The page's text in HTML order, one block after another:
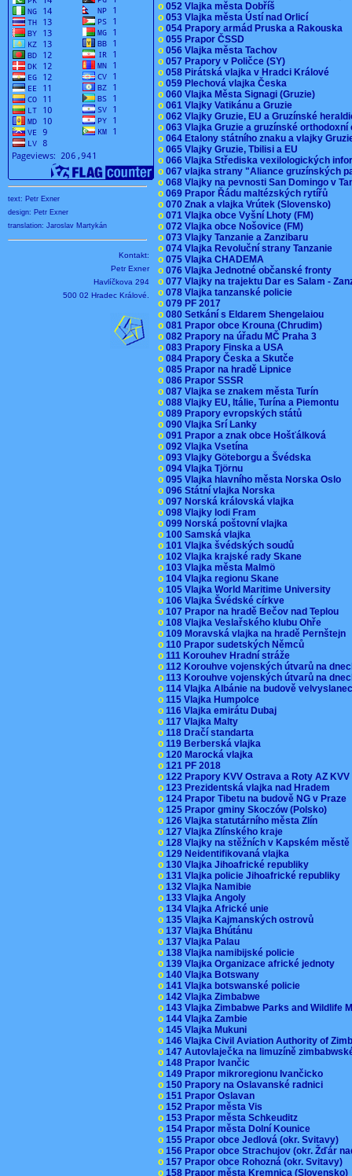
text: Petr Exner
design: Petr Exner
translation: Jaroslav Martykán
Kontakt:
Petr Exner
Havlíčkova 294
500 02 Hradec Králové.
o 052 Vlajka města Dobříš
o 053 Vlajka města Ústí nad Orlicí
o 054 Prapory armád Pruska a Rakouska
o 055 Prapor ČSSD
o 056 Vlajka města Tachov
o 057 Prapory v Poličce (SY)
o 058 Pirátská vlajka v Hradci Králové
o 059 Plechová vlajka Česka
o 060 Vlajka Města Signagi (Gruzie)
o 061 Vlajky Vatikánu a Gruzie
o 062 Vlajky Gruzie, EU a Gruzínské
o 063 Vlajka Gruzie a gruzínské
o 064 Etalony státního znaku a vlajky
o 065 Vlajky Gruzie, Tbilisi a EU
o 066 Vlajka Střediska vexilologických
o 067 vlajka strany "Aliance gruzínských
o 068 Vlajky na pevnosti San Domingo v
o 069 Prapor Řádu maltézských rytířů
o 070 Znak a vlajka Vrútek (Slovensko)
o 071 Vlajka obce Vyšní Lhoty (FM)
o 072 Vlajka obce Nošovice (FM)
o 073 Vlajky Tanzanie a Zanzibaru
o 074 Vlajka Revoluční strany Tanzanie
o 075 Vlajka CHADEMA
o 076 Vlajka Jednotné občanské fronty
o 077 Vlajky na trajektu Dar es Salam -
o 078 Vlajka tanzanské policie
o 079 PF 2017
o 080 Setkání s Eldarem Shengelaiou
o 081 Prapor obce Krouna (Chrudim)
o 082 Prapory na úřadu MČ Praha 3
o 083 Prapory Finska a USA
o 084 Prapory Česka a Skutče
o 085 Prapor na hradě Lipnice
o 086 Prapor SSSR
o 087 Vlajka se znakem města Turín
o 088 Vlajky EU, Itálie, Turína a Piemontu
o 089 Prapory evropských států
o 090 Vlajka Srí Lanky
o 091 Prapor a znak obce Hošťálková
o 092 Vlajka Vsetína
o 093 Vlajky Göteborgu a Švédska
o 094 Vlajka Tjörnu
o 095 Vlajka hlavního města Norska Oslo
o 096 Státní vlajka Norska
o 097 Norská královská vlajka
o 098 Vlajky lodi Fram
o 099 Norská poštovní vlajka
o 100 Samská vlajka
o 101 Vlajka švédských soudů
o 102 Vlajka krajské rady Skane
o 103 Vlajka města Malmö
o 104 Vlajka regionu Skane
o 105 Vlajka World Maritime University
o 106 Vlajka Švédské církve
o 107 Prapor na hradě Bečov nad Teplou
o 108 Vlajka Veslařského klubu Ohře
o 109 Moravská vlajka na hradě Pernštejn
o 110 Prapor sudetských Němců
o 111 Korouhev Hradní stráže
o 112 Korouhve vojenských útvarů na
o 113 Korouhve vojenských útvarů na
o 114 Vlajka Albánie na budově
o 115 Vlajka Humpolce
o 116 Vlajka emirátu Dubaj
o 117 Vlajka Malty
o 118 Dračí standarta
o 119 Berberská vlajka
o 120 Marocká vlajka
o 121 PF 2018
o 122 Prapory KVV Ostrava a Roty AZ
o 123 Prezidentská vlajka nad Hradem
o 124 Prapor Tibetu na budově NG v Praze
o 125 Prapor gminy Skoczów (Polsko)
o 126 Vlajka statutárního města Zlín
o 127 Vlajka Zlínského kraje
o 128 Vlajky na stěžních v Kapském
o 129 Neidentifikovaná vlajka
o 130 Vlajka Jihoafrické republiky
o 131 Vlajka policie Jihoafrické republiky
o 132 Vlajka Namibie
o 133 Vlajka Angoly
o 134 Vlajka Africké unie
o 135 Vlajka Kajmanských ostrovů
o 137 Vlajka Bhútánu
o 137 Vlajka Palau
o 138 Vlajka namibijské policie
o 139 Vlajka Organizace africké jednoty
o 140 Vlajka Botswany
o 141 Vlajka botswanské policie
o 142 Vlajka Zimbabwe
o 143 Vlajka Zimbabwe Parks and Wildlife
o 144 Vlajka Zambie
o 145 Vlajka Mukuni
o 146 Vlajka Civil Aviation Authority of
o 147 Autovlaječka na limuzíně
o 148 Prapor Ivančic
o 149 Prapor mikroregionu Ivančicko
o 150 Prapory na Oslavanské radnici
o 151 Prapor Oslavan
o 152 Prapor města Vis
o 153 Prapor města Schkeuditz
o 154 Prapor města Dolní Kounice
o 155 Prapor obce Jedlová (okr. Svitavy)
o 156 Prapor obce Strachujov (okr. Žďár
o 157 Prapor obce Rohozná (okr. Svitavy)
o 158 Prapor města Kremnica (Slovensko)